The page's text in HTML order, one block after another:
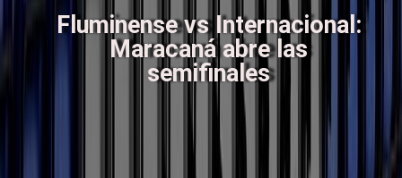
Fluminense vs Internacional:
Maracaná abre las
semifinales